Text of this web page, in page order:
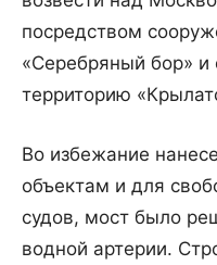
посредством
«Серебряный бор»
территорию
Во избежание
объектам и для
судов, мост было
водной артерии.